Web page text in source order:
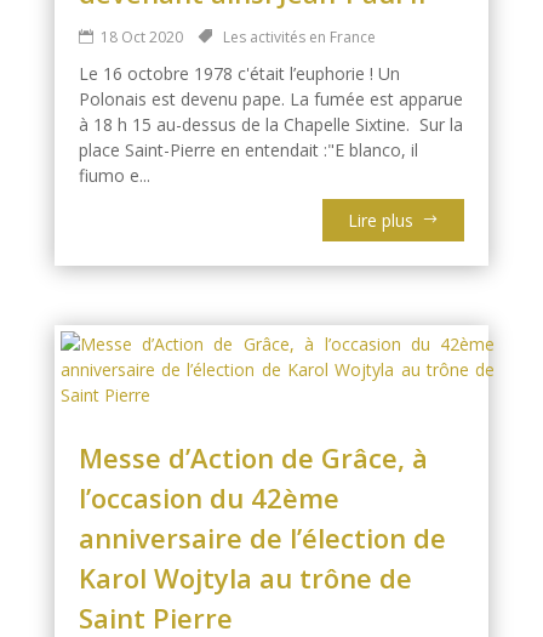
18 Oct 2020 Les activités en France
Le 16 octobre 1978 c'était l’euphorie ! Un
Polonais est devenu pape. La fumée est apparue
à 18 h 15 au-dessus de la Chapelle Sixtine. Sur la
place Saint-Pierre en entendait :"E blanco, il
fiumo e...
Lire plus
Messe d’Action de Grâce, à
l’occasion du 42ème
anniversaire de l’élection de
Karol Wojtyla au trône de
Saint Pierre